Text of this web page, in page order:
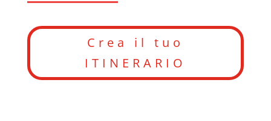
Crea il tuo
ITINERARIO